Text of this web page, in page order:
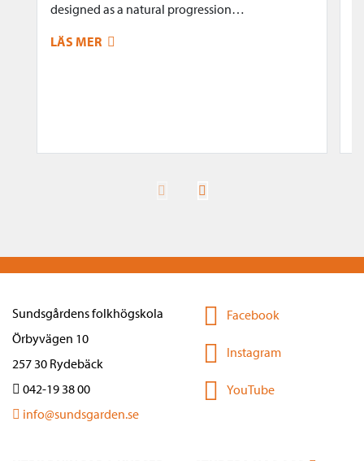
designed as a natural progression…
LÄS MER
Sundsgårdens folkhögskola
Örbyvägen 10
257 30 Rydebäck
042-19 38 00
info@sundsgarden.se
Facebook
Instagram
YouTube